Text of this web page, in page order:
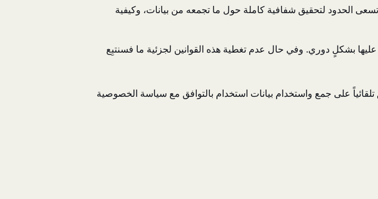
الحدود لتحقيق شفافية كاملة حول ما تجمعه من بيانات، وكيفية
عليها بشكلٍ دوري. وفي حال عدم تغطية هذه القوانين لجزئية ما فسنتبِع
على جمع واستخدام بيانات استخدام بالتوافق مع سياسة الخصوصية